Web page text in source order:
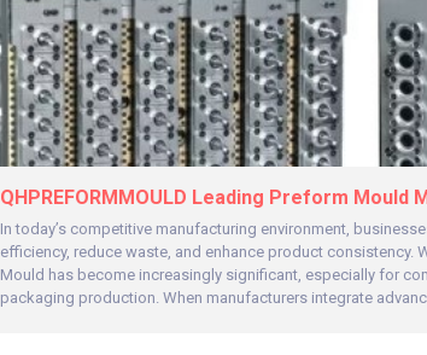
QHPREFORMMOULD Leading Preform Mould
In today’s competitive manufacturing environment,
efficiency, reduce waste, and enhance product consistency.
Mould has become increasingly significant, especially for
packaging production. When manufacturers integrate